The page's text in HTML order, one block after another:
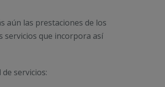
aún las prestaciones de los
servicios que incorpora así
servicios: